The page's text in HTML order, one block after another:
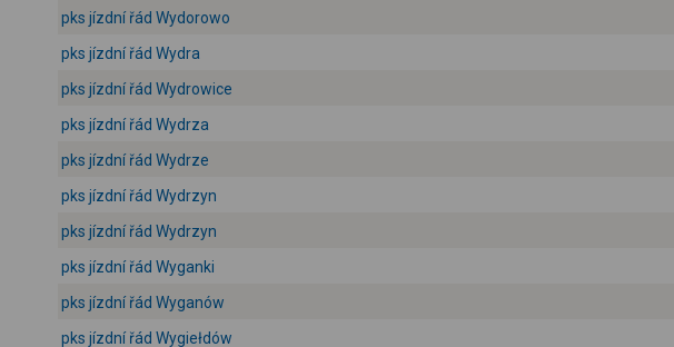
pks jízdní řád Wydorowo
pks jízdní řád Wydra
pks jízdní řád Wydrowice
pks jízdní řád Wydrza
pks jízdní řád Wydrze
pks jízdní řád Wydrzyn
pks jízdní řád Wydrzyn
pks jízdní řád Wyganki
pks jízdní řád Wyganów
pks jízdní řád Wygiełdów